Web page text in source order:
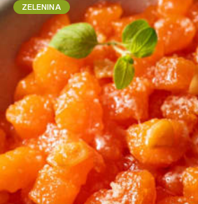
ZELENINA